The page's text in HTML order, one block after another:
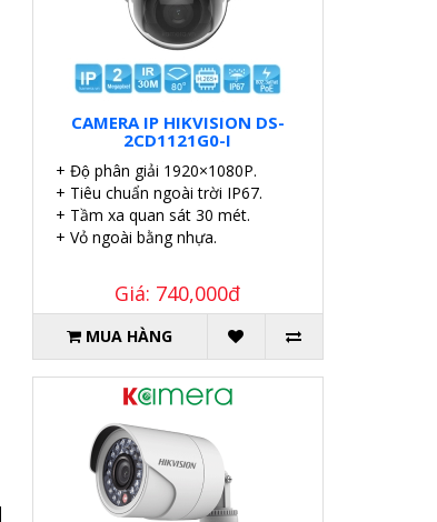
CAMERA IP HIKVISION DS-
2CD1121G0-I
+ Độ phân giải 1920×1080P.
+ Tiêu chuẩn ngoài trời IP67.
+ Tầm xa quan sát 30 mét.
+ Vỏ ngoài bằng nhựa.
Giá: 740,000đ
MUA HÀNG